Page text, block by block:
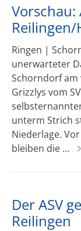
Vorschau:
Ringen |
unerwarteter
Schorndorf am
Grizzlys vom
unterm Strich
Niederlage.
bleiben die ...
Der ASV
Reilingen